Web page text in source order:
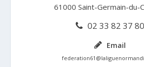
61000 Saint-Germain-du-
02 33 82 37 80
Email